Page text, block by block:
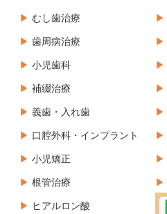
むし歯治療
歯周病治療
小児歯科
補綴治療
義歯・入れ歯
口腔外科・インプラント
小児矯正
根管治療
ヒアルロン酸